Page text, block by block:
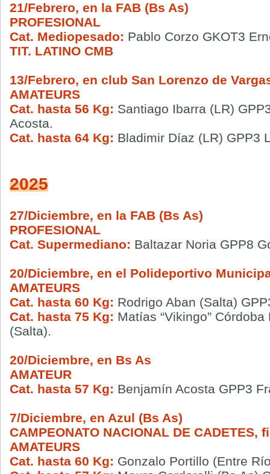
21/Febrero, en la FAB (Bs As)
PROFESIONAL
Cat. Mediopesado: Pablo Corzo GKOT3
TIT. LATINO CMB
13/Febrero, en club San Lorenzo de
AMATEURS
Cat. hasta 56 Kg: Santiago Ibarra (LR)
Acosta.
Cat. hasta 64 Kg: Bladimir Díaz (LR) GPP3
2025
27/Diciembre, en la FAB (Bs As)
PROFESIONAL
Cat. Supermediano: Baltazar Noria GPP8
20/Diciembre, en el Polideportivo
AMATEURS
Cat. hasta 60 Kg: Rodrigo Aban (Salta)
Cat. hasta 75 Kg: Matías “Vikingo”
(Salta).
20/Diciembre, en Bs As
AMATEUR
Cat. hasta 57 Kg: Benjamín Acosta GPP3
7/Diciembre, en Azul (Bs As)
CAMPEONATO NACIONAL DE CADETES,
AMATEURS
Cat. hasta 60 Kg: Gonzalo Portillo (Entre